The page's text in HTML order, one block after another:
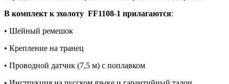
В комплект к эхолоту FF1108-1 прилагаются:
• Шейный ремешок
• Крепление на транец
• Проводной датчик (7,5 м) с поплавком